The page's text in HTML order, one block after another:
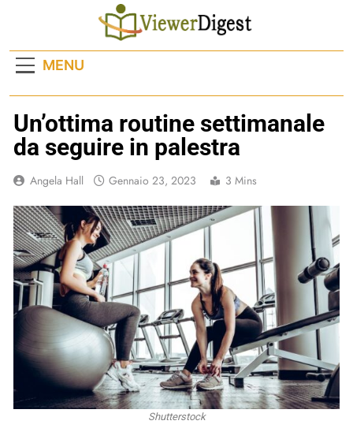
MENU
Un’ottima routine settimanale
da seguire in palestra
Angela Hall Gennaio 23, 2023 3 Mins
Shutterstock